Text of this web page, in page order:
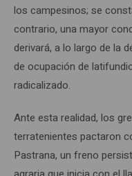
los campesinos; se
contrario, una mayor
derivará, a lo largo de la
de ocupación de
radicalizado.
Ante esta realidad, los
terratenientes pactaron
Pastrana, un freno